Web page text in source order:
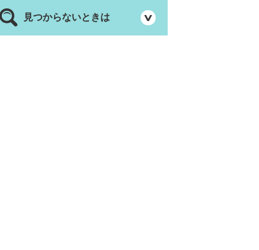
見つからないときは